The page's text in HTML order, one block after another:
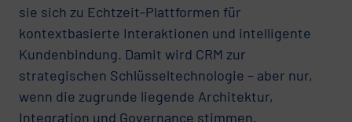
sie sich zu Echtzeit-Plattformen für
kontextbasierte Interaktionen und intelligente
Kundenbindung. Damit wird CRM zur
strategischen Schlüsseltechnologie – aber nur,
wenn die zugrunde liegende Architektur,
Integration und Governance stimmen.